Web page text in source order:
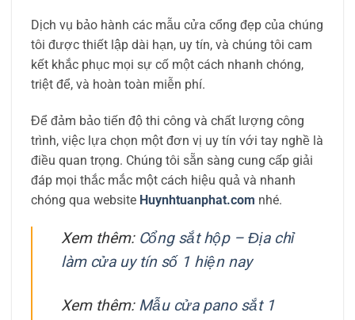
Dịch vụ bảo hành các mẫu cửa cổng đẹp của chúng
tôi được thiết lập dài hạn, uy tín, và chúng tôi cam
kết khắc phục mọi sự cố một cách nhanh chóng,
triệt để, và hoàn toàn miễn phí.
Để đảm bảo tiến độ thi công và chất lượng công
trình, việc lựa chọn một đơn vị uy tín với tay nghề là
điều quan trọng. Chúng tôi sẵn sàng cung cấp giải
đáp mọi thắc mắc một cách hiệu quả và nhanh
chóng qua website Huynhtuanphat.com nhé.
Xem thêm: Cổng sắt hộp – Địa chỉ
làm cửa uy tín số 1 hiện nay
Xem thêm: Mẫu cửa pano sắt 1